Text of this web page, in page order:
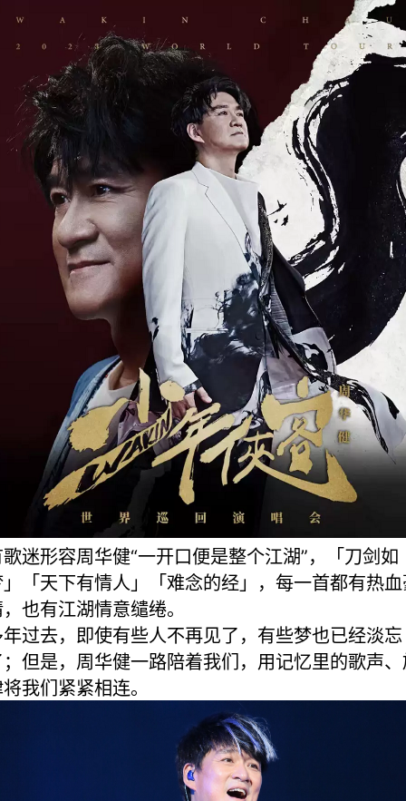
迷形容周华健“一开口便是整个江湖”，「刀剑如
「天下有情人」「难念的经」，每一首都有热
也有江湖情意缱绻。
过去，即使有些人不再见了，有些梦也已经淡忘
但是，周华健一路陪着我们，用记忆里的歌声
我们紧紧相连。